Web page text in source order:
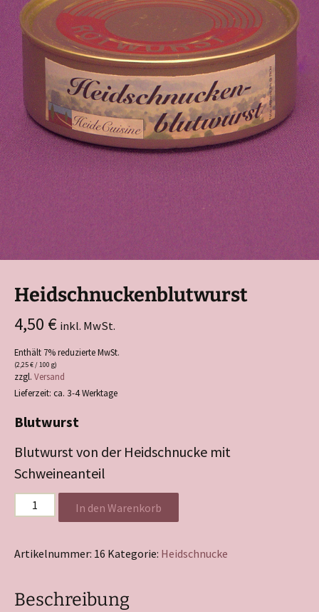
Heidschnuckenblutwurst
4,50 € inkl. MwSt.
Enthält 7% reduzierte MwSt.
(2,25€/ 100 g)
zzgl. Versand
Lieferzeit: ca. 3-4 Werktage
Blutwurst
Blutwurst von der Heidschnucke mit
Schweineanteil
Heidschnuckenblutwurst
Menge
In den Warenkorb
Artikelnummer: 16 Kategorie: Heidschnucke
Beschreibung